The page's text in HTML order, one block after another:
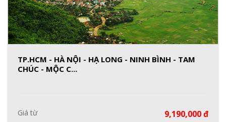
TP.HCM - HÀ NỘI - HẠ LONG - NINH BÌNH - TAM
CHÚC - MỘC C...
Giá từ 9,190,000 đ